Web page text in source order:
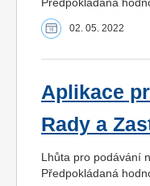
02. 05. 2022
Aplikace
Rady a
Lhůta pro podávání
Předpokládaná